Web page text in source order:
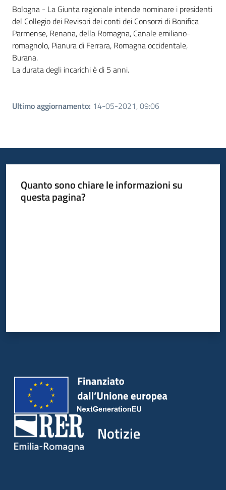
Contenuto
Bologna - La Giunta regionale intende nominare i presidenti
del Collegio dei Revisori dei conti dei Consorzi di Bonifica
Parmense, Renana, della Romagna, Canale emiliano-
romagnolo, Pianura di Ferrara, Romagna occidentale,
Burana.
La durata degli incarichi è di 5 anni.
Ultimo aggiornamento: 14-05-2021, 09:06
Quanto sono chiare le informazioni su
questa pagina?
Notizie